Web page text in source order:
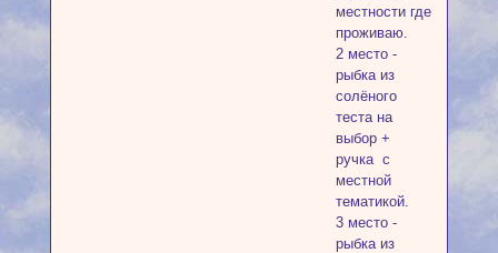
местности где
проживаю.
2 место -
рыбка из
солёного
теста на
выбор +
ручка с
местной
тематикой.
3 место -
рыбка из